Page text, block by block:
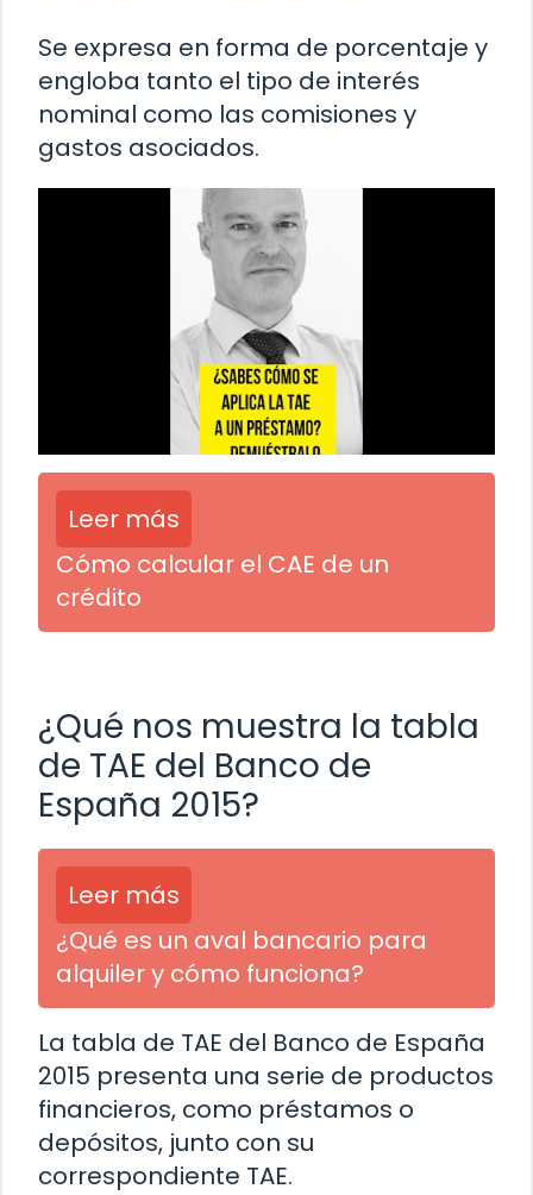
Se expresa en forma de porcentaje y
engloba tanto el tipo de interés
nominal como las comisiones y
gastos asociados.
Leer más
Cómo calcular el CAE de un
crédito
¿Qué nos muestra la tabla
de TAE del Banco de
España 2015?
Leer más
¿Qué es un aval bancario para
alquiler y cómo funciona?
La tabla de TAE del Banco de España
2015 presenta una serie de productos
financieros, como préstamos o
depósitos, junto con su
correspondiente TAE.